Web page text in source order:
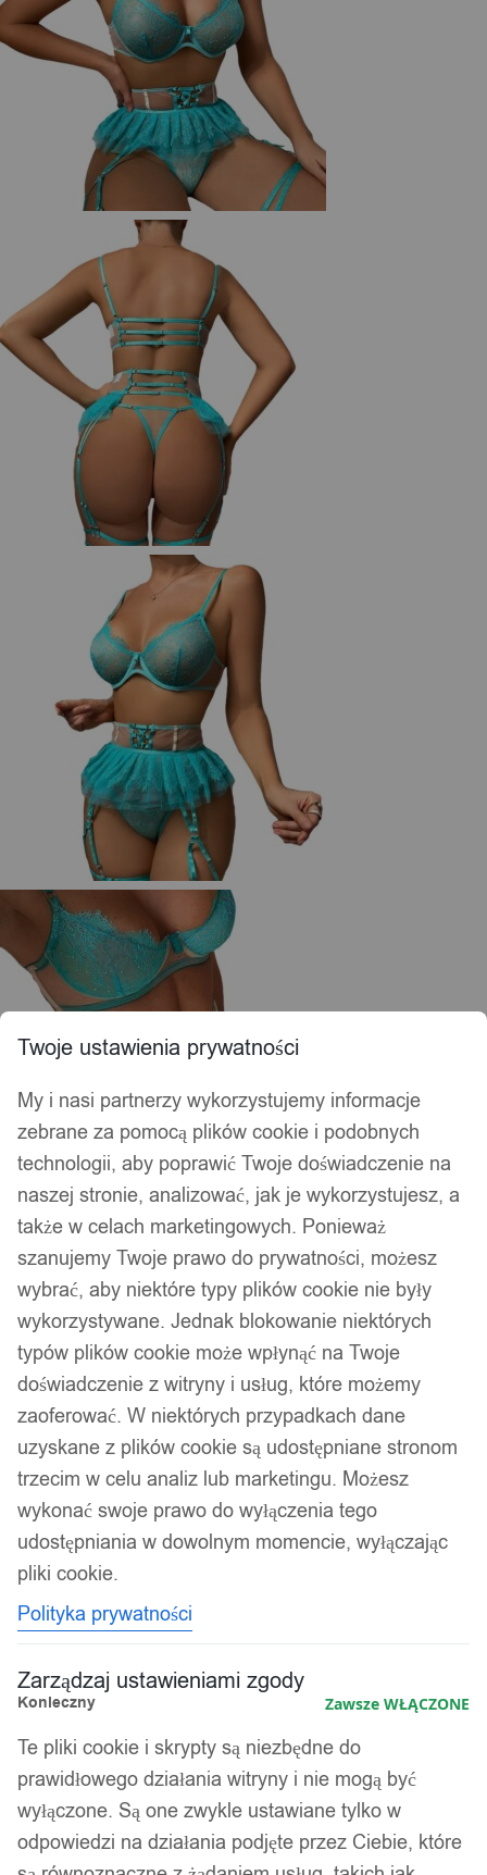
Twoje ustawienia prywatności
My i nasi partnerzy wykorzystujemy informacje
zebrane za pomocą plików cookie i podobnych
technologii, aby poprawić Twoje doświadczenie na
naszej stronie, analizować, jak je wykorzystujesz, a
także w celach marketingowych. Ponieważ
szanujemy Twoje prawo do prywatności, możesz
wybrać, aby niektóre typy plików cookie nie były
wykorzystywane. Jednak blokowanie niektórych
typów plików cookie może wpłynąć na Twoje
doświadczenie z witryny i usług, które możemy
zaoferować. W niektórych przypadkach dane
uzyskane z plików cookie są udostępniane stronom
trzecim w celu analiz lub marketingu. Możesz
wykonać swoje prawo do wyłączenia tego
udostępniania w dowolnym momencie, wyłączając
pliki cookie.
Polityka prywatności
Zarządzaj ustawieniami zgody
Konieczny Zawsze WŁĄCZONE
Te pliki cookie i skrypty są niezbędne do
prawidłowego działania witryny i nie mogą być
wyłączone. Są one zwykle ustawiane tylko w
odpowiedzi na działania podjęte przez Ciebie, które